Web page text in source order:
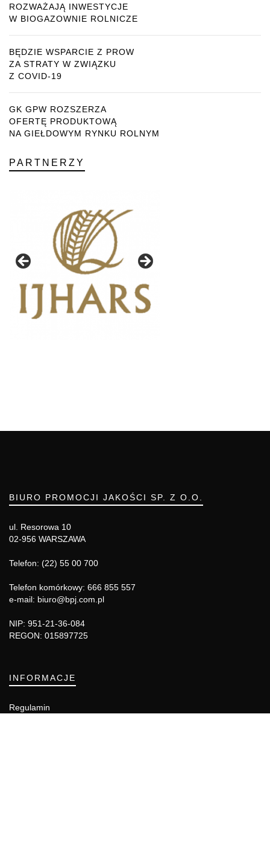
ROZWAŻAJĄ INWESTYCJE
W BIOGAZOWNIE ROLNICZE
BĘDZIE WSPARCIE Z PROW
ZA STRATY W ZWIĄZKU
Z COVID-19
GK GPW ROZSZERZA
OFERTĘ PRODUKTOWĄ
NA GIEŁDOWYM RYNKU ROLNYM
PARTNERZY
BIURO PROMOCJI JAKOŚCI SP. Z O.O.
ul. Resorowa 10
02-956 WARSZAWA
Telefon: (22) 55 00 700
Telefon komórkowy: 666 855 557
e-mail: biuro@bpj.com.pl
NIP: 951-21-36-084
REGON: 015897725
INFORMACJE
Regulamin